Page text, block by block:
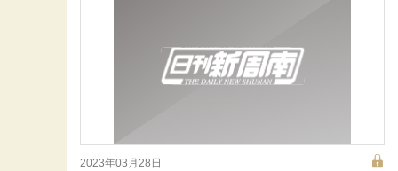
2023年03月28日